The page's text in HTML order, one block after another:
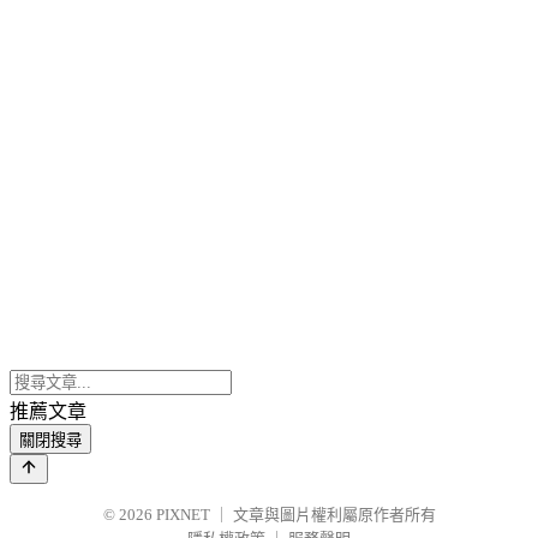
推薦文章
關閉搜尋
© 2026 PIXNET
文章與圖片權利屬原作者所有